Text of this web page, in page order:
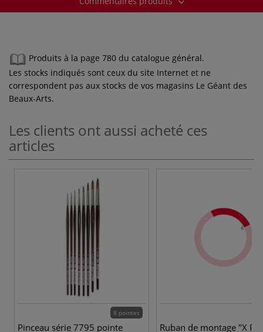
Produits à la page 780 du catalogue général.
Les stocks indiqués sont ceux du site Internet et ne
correspondent pas aux stocks de vos magasins Le Géant des
Beaux-Arts.
Les clients ont aussi acheté ces
articles
8 pointes
Pinceau série 7795 pointe
Ruban de montage "X